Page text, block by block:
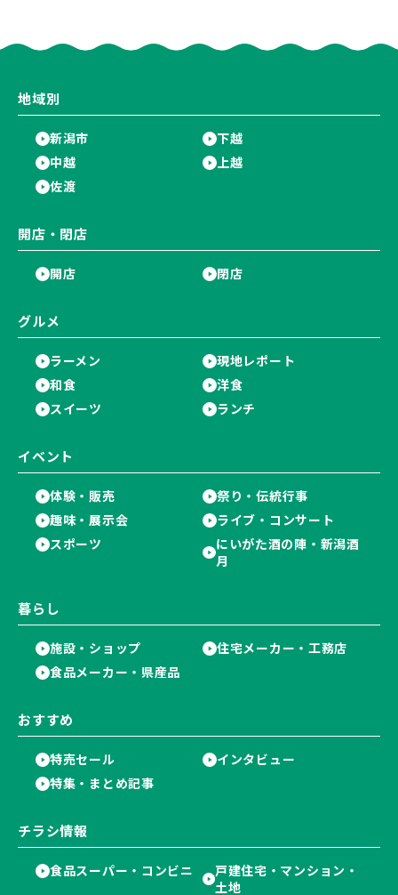
地域別
新潟市
下越
中越
上越
佐渡
開店・閉店
開店 閉店
グルメ
ラーメン
現地レポート
和食
洋食
スイーツ
ランチ
イベント
体験・販売
祭り・伝統行事
趣味・展示会
ライブ・コンサート
スポーツ
にいがた酒の陣・新潟酒
月
暮らし
施設・ショップ
住宅メーカー・工務店
食品メーカー・県産品
おすすめ
特売セール
インタビュー
特集・まとめ記事
チラシ情報
食品スーパー・コンビニ
戸建住宅・マンション・
土地